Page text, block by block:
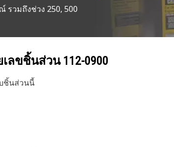
รวมถึงช่วง 250, 500
ลขชิ้นส่วน 112-0900
ชิ้นส่วนนี้